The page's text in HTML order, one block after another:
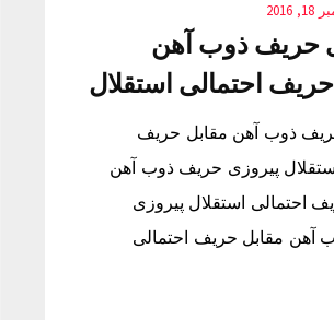
حریف ذوب آهن
احتمالی استقلال
ذوب آهن مقابل حریف
پیروزی حریف ذوب آهن
احتمالی استقلال پیروزی
آهن مقابل حریف احتمالی